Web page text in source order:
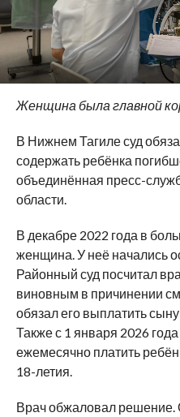
Женщина была главной
В Нижнем Тагиле суд
содержать ребёнка
объединённая пресс-
области.
В декабре 2022 года в
женщина. У неё начались
Районный суд посчитал
виновным в причинении
обязал его выплатить
Также с 1 января 2026
ежемесячно платить
18-летия.
Врач обжаловал решение.